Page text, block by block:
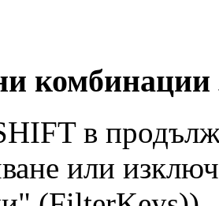
комбинации
в
или